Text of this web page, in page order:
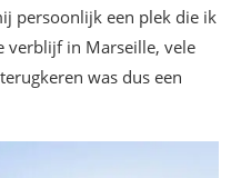
persoonlijk een plek die ik
verblijf in Marseille, vele
was dus een